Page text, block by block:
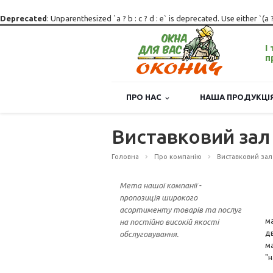
Deprecated : Unparenthesized `a ? b : c ? d : e` is deprecated. Use either `(a
І
ПРО НАС НАША
Виставковий
Головна Про компанію Виставковий зал
Мета нашої компанії -
пропозиція широкого
асортименту товарів та послуг
на постійно високій якості
обслуговування.